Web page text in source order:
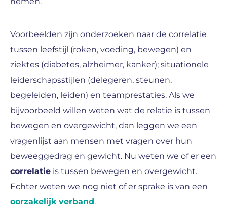
Voorbeelden zijn onderzoeken naar de correlatie
tussen leefstijl (roken, voeding, bewegen) en
ziektes (diabetes, alzheimer, kanker); situationele
leiderschapsstijlen (delegeren, steunen,
begeleiden, leiden) en teamprestaties. Als we
bijvoorbeeld willen weten wat de relatie is tussen
bewegen en overgewicht, dan leggen we een
vragenlijst aan mensen met vragen over hun
beweeggedrag en gewicht. Nu weten we of er een
correlatie is tussen bewegen en overgewicht.
Echter weten we nog niet of er sprake is van een
oorzakelijk verband.